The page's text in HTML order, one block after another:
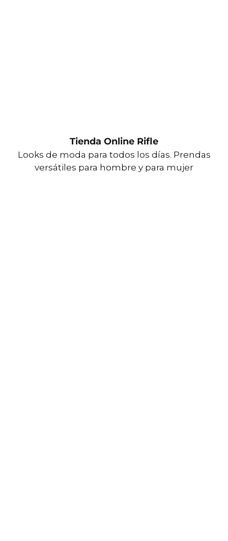
Tienda Online Rifle
Looks de moda para todos los días. Prendas
versátiles para hombre y para mujer